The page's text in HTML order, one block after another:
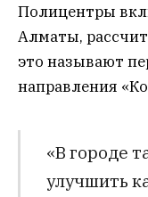
Полицентры
Алматы,
это называют
направления
«В городе
улучшить